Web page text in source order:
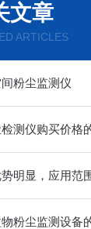
文章
ARTICLES
粉尘监测仪